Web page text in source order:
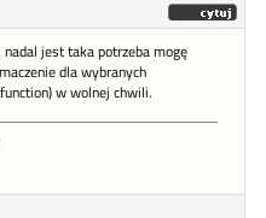
jest taka potrzeba mogę
dla wybranych
w wolnej chwili.